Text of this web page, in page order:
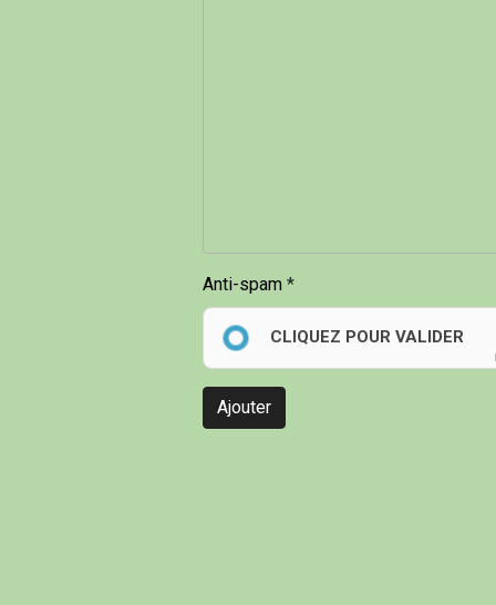
Anti-spam
CLIQUEZ POUR VALIDER
Ajouter